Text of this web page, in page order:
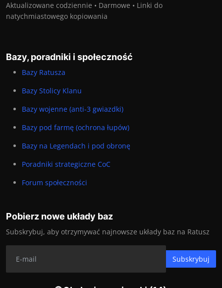
Aktualizowane codziennie • Darmowe • Linki do
natychmiastowego kopiowania
Bazy, poradniki i społeczność
Bazy Ratusza
Bazy Stolicy Klanu
Bazy wojenne (anti-3 gwiazdki)
Bazy pod farmę (ochrona łupów)
Bazy na Legendach i pod obronę
Poradniki strategiczne CoC
Forum społeczności
Pobierz nowe układy baz
Subskrybuj, aby otrzymywać najnowsze układy baz na Ratusz
Subskrybuj